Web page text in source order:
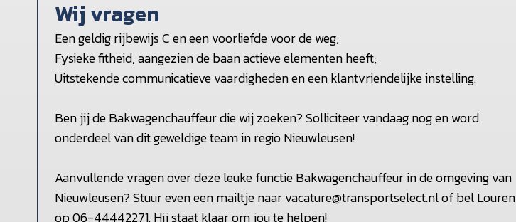
Wij vragen
Een geldig rijbewijs C en een voorliefde voor de weg;
Fysieke fitheid, aangezien de baan actieve elementen heeft;
Uitstekende communicatieve vaardigheden en een klantvriendelijke instelling.
Ben jij de Bakwagenchauffeur die wij zoeken? Solliciteer vandaag nog en word
onderdeel van dit geweldige team in regio Nieuwleusen!
Aanvullende vragen over deze leuke functie Bakwagenchauffeur in de omgeving van
Nieuwleusen? Stuur even een mailtje naar vacature@transportselect.nl of bel Louren
op 06-44442271. Hij staat klaar om jou te helpen!